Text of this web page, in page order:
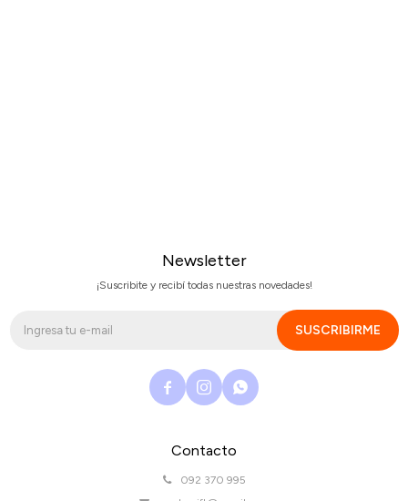
Contacto
092 370 995
Newsletter
¡Suscribite y recibí todas nuestras novedades!
SUSCRIBIRME
  